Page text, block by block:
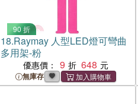
90 折
18.Raymay 人型LED燈可彎曲
多用架-粉
優惠價： 9 648
無庫存